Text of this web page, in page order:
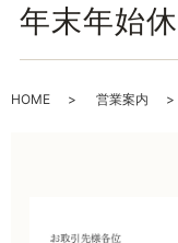
年末年始
HOME 営業案内